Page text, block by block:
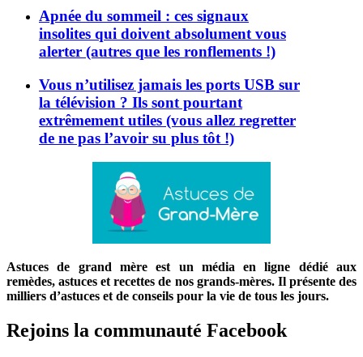
Apnée du sommeil : ces signaux
insolites qui doivent absolument vous
alerter (autres que les ronflements !)
Vous n’utilisez jamais les ports USB sur
la télévision ? Ils sont pourtant
extrêmement utiles (vous allez regretter
de ne pas l’avoir su plus tôt !)
Astuces de grand mère est un média en ligne dédié aux
remèdes, astuces et recettes de nos grands-mères. Il présente des
milliers d’astuces et de conseils pour la vie de tous les jours.
Rejoins la communauté Facebook